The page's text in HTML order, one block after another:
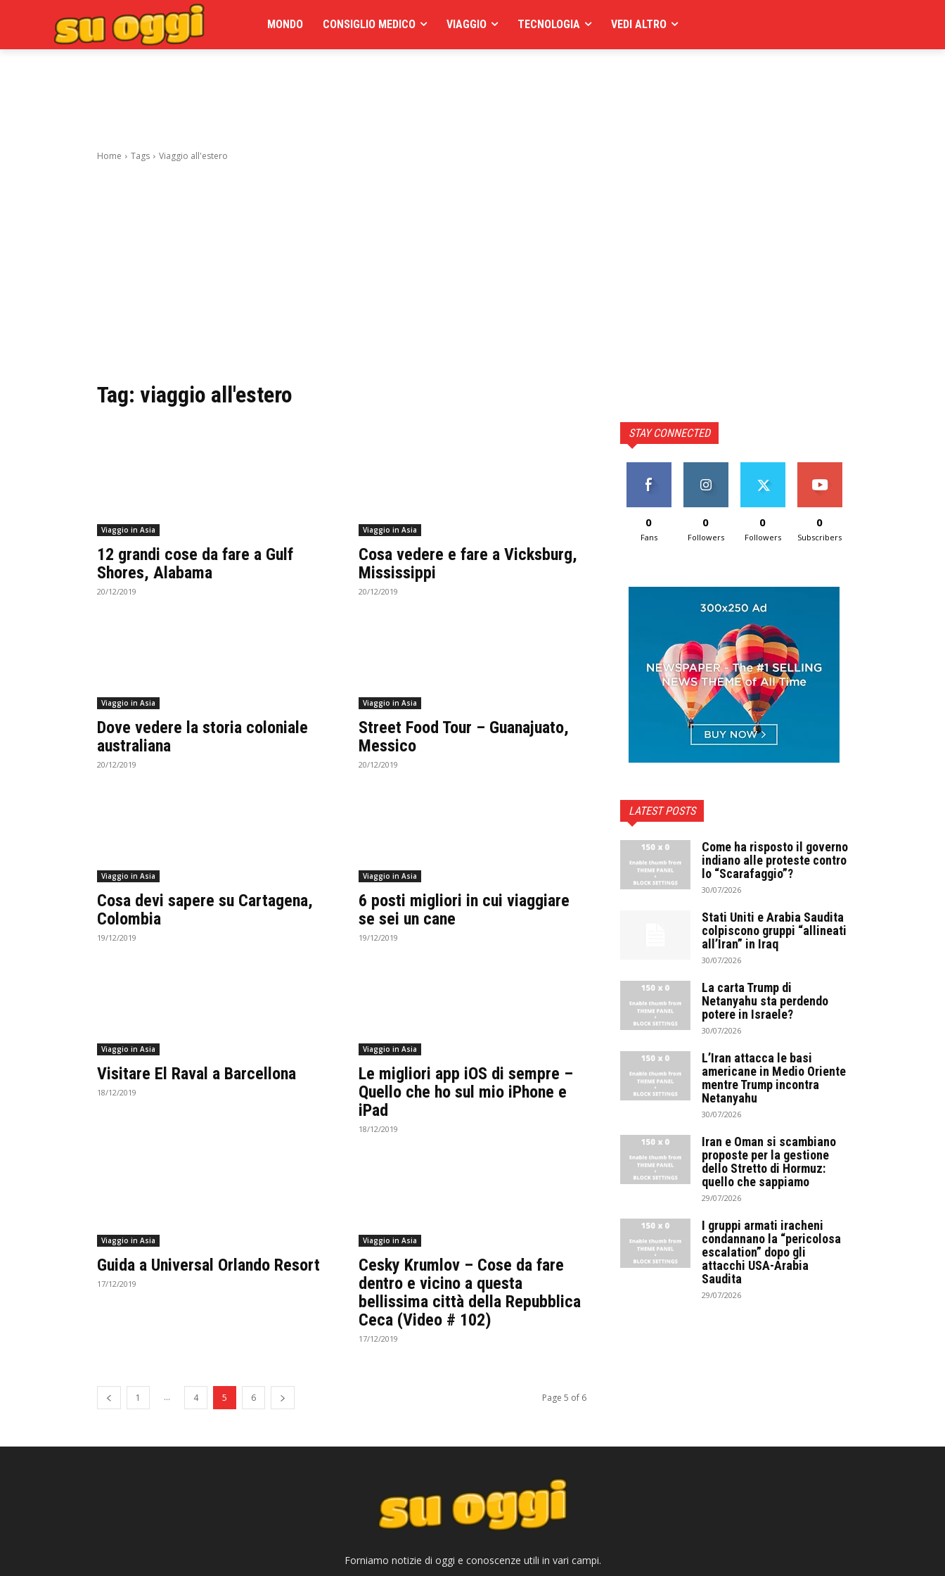
MONDO CONSIGLIO MEDICO VIAGGIO TECNOLOGIA VEDI ALTRO
Home Tags Viaggio all'estero
Tag: viaggio all'estero
Viaggio in Asia
12 grandi cose da fare a Gulf
Shores, Alabama
20/12/2019
Viaggio in Asia
Cosa vedere e fare a Vicksburg,
Mississippi
20/12/2019
Viaggio in Asia
Dove vedere la storia coloniale
australiana
20/12/2019
Viaggio in Asia
Street Food Tour – Guanajuato,
Messico
20/12/2019
Viaggio in Asia
Cosa devi sapere su Cartagena,
Colombia
19/12/2019
Viaggio in Asia
6 posti migliori in cui viaggiare
se sei un cane
19/12/2019
Viaggio in Asia
Visitare El Raval a Barcellona
18/12/2019
Viaggio in Asia
Le migliori app iOS di sempre –
Quello che ho sul mio iPhone e
iPad
18/12/2019
Viaggio in Asia
Guida a Universal Orlando Resort
17/12/2019
Viaggio in Asia
Cesky Krumlov – Cose da fare
dentro e vicino a questa
bellissima città della Repubblica
Ceca (Video # 102)
17/12/2019
1 ... 4 5 6 Page 5 of 6
STAY CONNECTED
0
Fans
0
Followers
0
Followers
0
Subscribers
LATEST POSTS
Come ha risposto il governo
indiano alle proteste contro
lo “Scarafaggio”?
30/07/2026
Stati Uniti e Arabia Saudita
colpiscono gruppi “allineati
all’Iran” in Iraq
30/07/2026
La carta Trump di
Netanyahu sta perdendo
potere in Israele?
30/07/2026
L’Iran attacca le basi
americane in Medio Oriente
mentre Trump incontra
Netanyahu
30/07/2026
Iran e Oman si scambiano
proposte per la gestione
dello Stretto di Hormuz:
quello che sappiamo
29/07/2026
I gruppi armati iracheni
condannano la “pericolosa
escalation” dopo gli
attacchi USA-Arabia
Saudita
29/07/2026
Forniamo notizie di oggi e conoscenze utili in vari campi.